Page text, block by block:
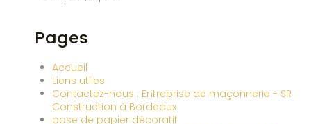
Pages
Accueil
Liens utiles
Contactez-nous : Entreprise de maçonnerie - SR
Construction à Bordeaux
pose de papier décoratif